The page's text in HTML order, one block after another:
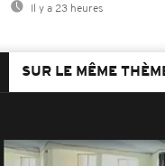
Il y a 23 heures
SUR LE MÊME